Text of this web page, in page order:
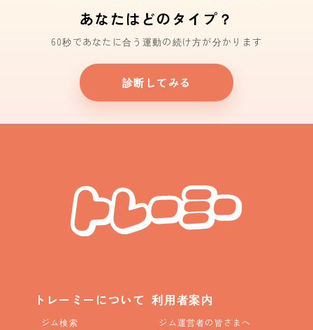
あなたはどのタイプ？
60秒であなたに合う運動の続け方が分かります
診断してみる
トレーミーについて
ジム検索
利用者案内
ジム運営者の皆さまへ